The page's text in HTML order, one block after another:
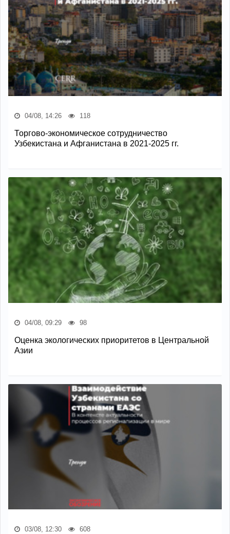
04/08, 14:26 118
Торгово-экономическое сотрудничество
Узбекистана и Афганистана в 2021-2025 гг.
04/08, 09:29 98
Оценка экологических приоритетов в Центральной
Азии
03/08, 12:30 608